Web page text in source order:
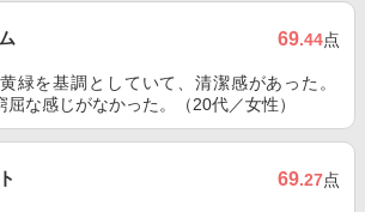
69.44点
緑を基調としていて、清潔感があった。
な感じがなかった。（20代／女性）
69.27点